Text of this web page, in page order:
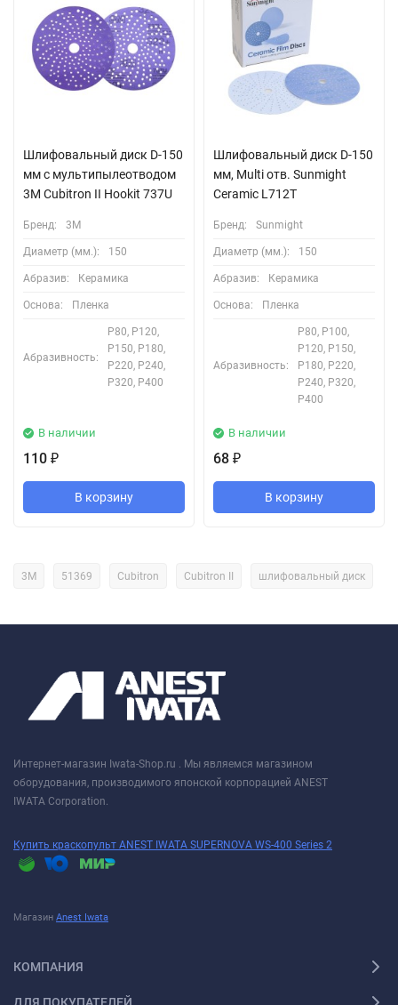
Шлифовальный диск D-150
мм с мультипылеотводом
3М Cubitron II Hookit 737U
Бренд: 3M
Диаметр (мм.): 150
Абразив: Керамика
Основа: Пленка
Абразивность:
P80, P120,
P150, P180,
P220, P240,
P320, P400
В наличии
110 ₽
В корзину
Шлифовальный диск D-150
мм, Multi отв. Sunmight
Ceramic L712T
Бренд: Sunmight
Диаметр (мм.): 150
Абразив: Керамика
Основа: Пленка
Абразивность:
P80, P100,
P120, P150,
P180, P220,
P240, P320,
P400
В наличии
68 ₽
В корзину
3М 51369 Cubitron Cubitron II шлифовальный диск
Интернет-магазин Iwata-Shop.ru . Мы являемся магазином
оборудования, производимого японской корпорацией ANEST
IWATA Corporation.
Купить краскопульт ANEST IWATA SUPERNOVA WS-400 Series 2
Магазин Anest Iwata
КОМПАНИЯ
ДЛЯ ПОКУПАТЕЛЕЙ